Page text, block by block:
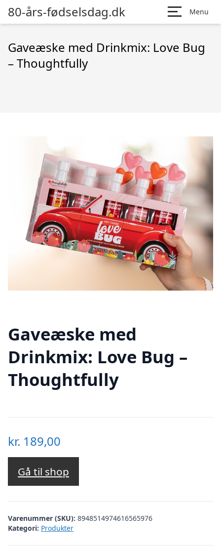
80-års-fødselsdag.dk Menu
Gaveæske med Drinkmix: Love Bug
– Thoughtfully
Gaveæske med
Drinkmix: Love Bug –
Thoughtfully
kr. 189,00
Gå til shop
Varenummer (SKU): 8948514974616565976
Kategori: Produkter